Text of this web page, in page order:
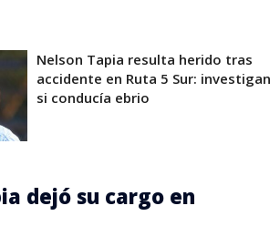
Nelson Tapia resulta herido tras
accidente en Ruta 5 Sur: investigan
si conducía ebrio
dejó su cargo en